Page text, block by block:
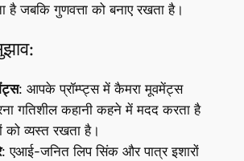
है जबकि गुणवत्ता को बनाए रखता है।
: आपके प्रॉम्प्ट्स में कैमरा मूवमेंट्स
गतिशील कहानी कहने में मदद करता है
को व्यस्त रखता है।
: एआई-जनित लिप सिंक और पात्र इशारों